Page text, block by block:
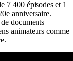
7 400 épisodes et 1
anniversaire.
documents
animateurs comme